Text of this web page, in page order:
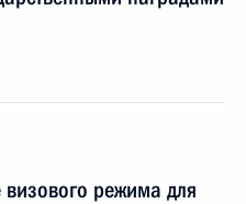
режима для